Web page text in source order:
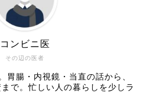
その辺の医者
コンビニ医
胃腸・内視鏡・当直の話から、
で。忙しい人の暮らしを少しラ